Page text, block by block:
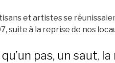
et artistes se
suite à la reprise de nos
pas, un saut,